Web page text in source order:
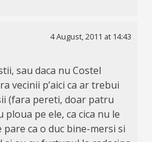
4 August, 2011 at 14:43
sau daca nu Costel
vecinii p’aici ca ar trebui
(fara pereti, doar patru
ploua pe ele, ca cica nu le
pare ca o duc bine-mersi si